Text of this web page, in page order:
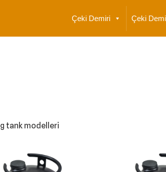
Çeki Demiri Çeki
tank modelleri